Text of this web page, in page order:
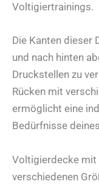
Voltigiertrainings.
Die Kanten dieser
und nach hinten
Druckstellen zu
Rücken mit
ermöglicht eine
Bedürfnisse
Voltigierdecke mit
verschiedenen